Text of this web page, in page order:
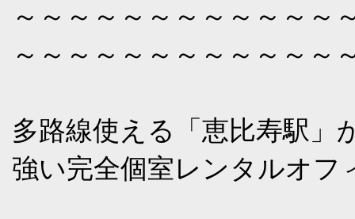
～～～～～～～～～～～～
～～～～～～～～～～～～
多路線使える「恵比寿駅」
強い完全個室レンタルオフ